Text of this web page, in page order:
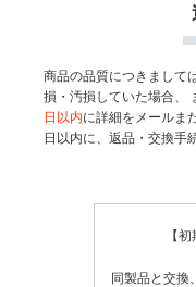
商品の品質につきまして
損・汚損していた場合、
日以内に詳細をメールま
日以内に、返品・交換手
【
同製品と交換